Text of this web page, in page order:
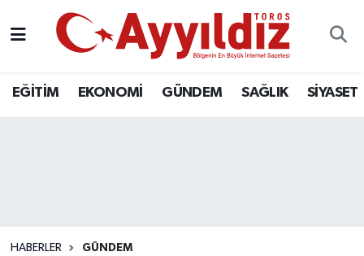
EĞİTİM EKONOMİ GÜNDEM SAĞLIK SİYASET
HABERLER GÜNDEM